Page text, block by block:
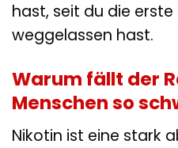
hast, seit du die
weggelassen hast.
Warum fällt der
Menschen so
Nikotin ist eine stark